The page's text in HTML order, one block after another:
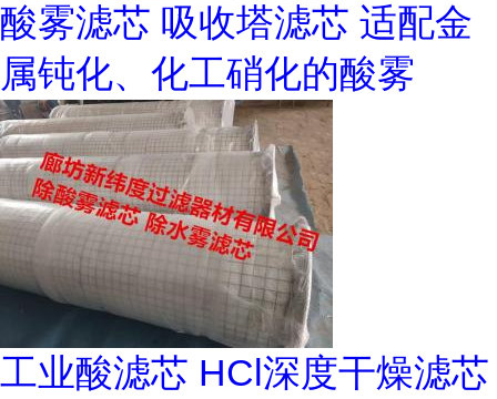
酸雾滤芯 吸收塔滤芯 适配金
属钝化、化工硝化的酸雾
工业酸滤芯 HCl深度干燥滤芯